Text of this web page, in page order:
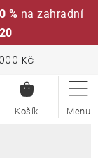
% na zahradní
Kč
KOŠÍK